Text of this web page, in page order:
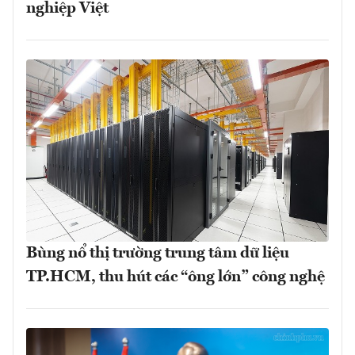
nghiệp Việt
Bùng nổ thị trường trung tâm dữ liệu
TP.HCM, thu hút các “ông lớn” công nghệ